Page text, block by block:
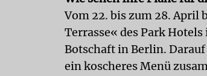
Vom 22. bis zum 28. April
Terrasse« des Park
Botschaft in Berlin.
ein koscheres Menü